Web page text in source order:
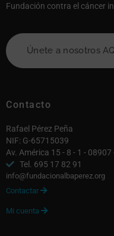
Fundación contra el cáncer
Únete a nosotros
Contacto
Rafael Pérez Peña
NIF: G-65715039
Av. América 15 - 8 - 1 -
Tel. 695 17 82 91
info@fundacionalbaperez.org
Contactar 
Mi cuenta 